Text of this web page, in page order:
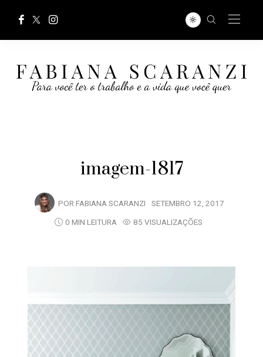
imagem-1817
POR FABIANA SCARANZI SETEMBRO 12, 2017
0 MIN LEITURA
85 VISUALIZAÇÕES